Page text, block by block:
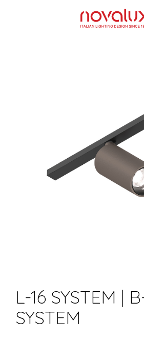
L-16 SYSTEM |
SYSTEM